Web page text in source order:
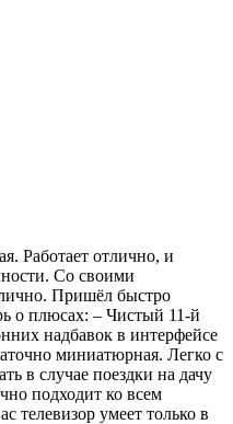
Работает отлично, и
Со своими
Пришёл быстро
о плюсах: – Чистый 11-й
надбавок в интерфейсе
миниатюрная. Легко с
в случае поездки на дачу
подходит ко всем
телевизор умеет только в